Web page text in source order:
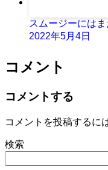
スムージーには
2022年5月4日
コメント
コメントする
コメントを投稿するに
検索